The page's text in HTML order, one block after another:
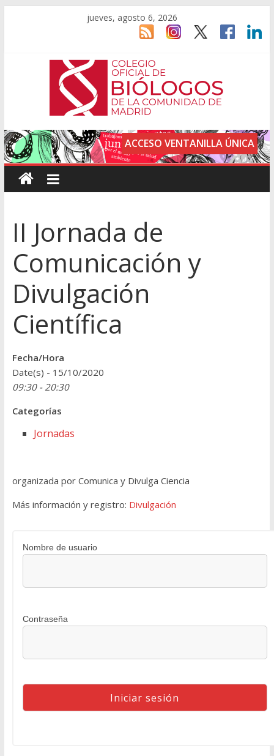
jueves, agosto 6, 2026
ACCESO VENTANILLA ÚNICA
II Jornada de
Comunicación y
Divulgación
Científica
Fecha/Hora
Date(s) - 15/10/2020
09:30 - 20:30
Categorías
Jornadas
organizada por Comunica y Divulga Ciencia
Más información y registro: Divulgación
Nombre de usuario
Contraseña